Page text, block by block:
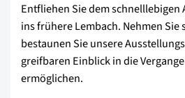
Entfliehen Sie dem schnelllebigen
ins frühere Lembach. Nehmen Sie
bestaunen Sie unsere
greifbaren Einblick in die
ermöglichen.